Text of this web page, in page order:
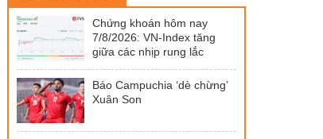
Chứng khoán hôm nay
7/8/2026: VN-Index tăng
giữa các nhịp rung lắc
Báo Campuchia ‘dè chừng’
Xuân Son